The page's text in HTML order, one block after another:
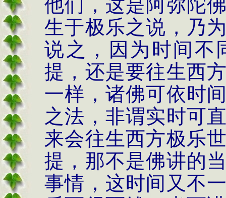
他们，这是阿弥陀
生于极乐之说，乃
说之，因为时间不
提，还是要往生西
一样，诸佛可依时
之法，非谓实时可
来会往生西方极乐
提，那不是佛讲的
事情，这时间又不